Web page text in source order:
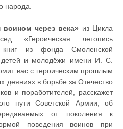
народа.
через века» из Цикла
«Героическая летопись
книг из фонда Смоленской
детей и молодёжи имени И. С.
вас с героическим прошлым
деяниях в борьбе за Отечество
и поработителей, расскажет
пути Советской Армии, об
от поколения к
поведения воинов при